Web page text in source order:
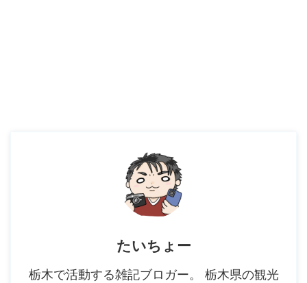
たいちょー
栃木で活動する雑記ブロガー。 栃木県の観光